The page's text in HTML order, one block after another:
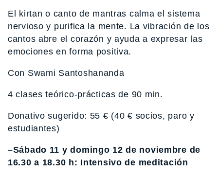
El kirtan o canto de mantras calma el sistema
nervioso y purifica la mente. La vibración de los
cantos abre el corazón y ayuda a expresar las
emociones en forma positiva.
Con Swami Santoshananda
4 clases teórico-prácticas de 90 min.
Donativo sugerido: 55 € (40 € socios, paro y
estudiantes)
–Sábado 11 y domingo 12 de noviembre de
16.30 a 18.30 h: Intensivo de meditación